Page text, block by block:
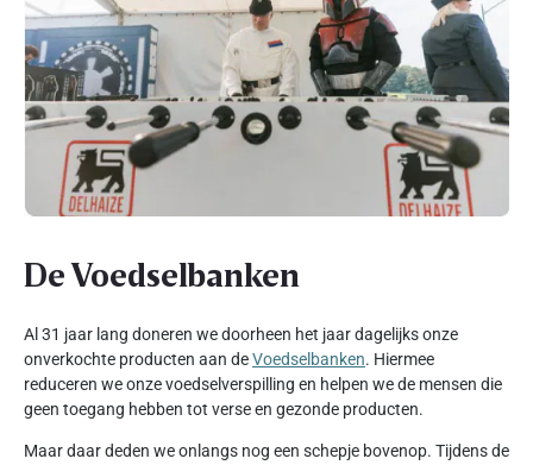
De Voedselbanken
Al 31 jaar lang doneren we doorheen het jaar dagelijks onze
onverkochte producten aan deVoedselbanken. Hiermee
reduceren we onze voedselverspilling en helpen we de mensen die
geen toegang hebben tot verse en gezonde producten.
Maar daar deden we onlangs nog een schepje bovenop. Tijdens de